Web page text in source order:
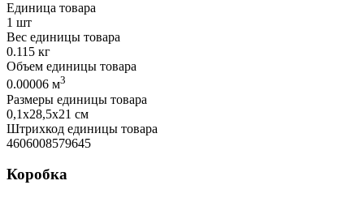
Единица товара
1 шт
Вес единицы товара
0.115 кг
Объем единицы товара
0.00006 м3
Размеры единицы товара
0,1х28,5х21 см
Штрихкод единицы товара
4606008579645
Коробка